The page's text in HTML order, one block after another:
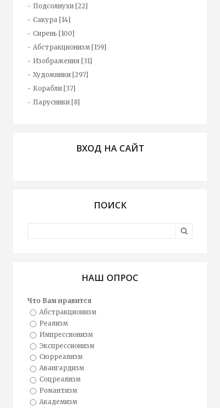
Подсолнухи [22]
Сакура [14]
Сирень [100]
Абстракционизм [159]
Изображения [31]
Художники [297]
Корабли [37]
Парусники [8]
ВХОД НА САЙТ
ПОИСК
НАШ ОПРОС
Что Вам нравится
Абстракционизм
Реализм
Импрессионизм
Экспрессионизм
Сюрреализм
Авангардизм
Соцреализм
Романтизм
Академизм